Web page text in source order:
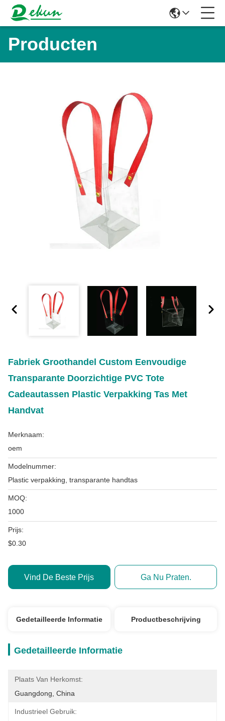
Producten
Fabriek Groothandel Custom Eenvoudige
Transparante Doorzichtige PVC Tote
Cadeautassen Plastic Verpakking Tas Met
Handvat
Merknaam:
oem
Modelnummer:
Plastic verpakking, transparante handtas
MOQ:
1000
Prijs:
$0.30
Vind De Beste Prijs Ga Nu Praten.
Gedetailleerde Informatie Productbeschrijving
Gedetailleerde Informatie
Plaats Van Herkomst:
Guangdong, China
Industrieel Gebruik: